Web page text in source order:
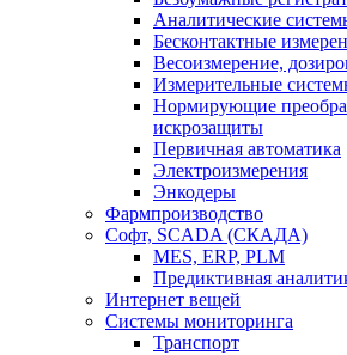
Аналитические
Бесконтактные
Весоизмерение,
Измерительные
Нормирующие
искрозащиты
Первичная автоматика
Электроизмерения
Энкодеры
Фармпроизводство
Софт, SCADA (СКАДА)
MES, ERP, PLM
Предиктивная
Интернет вещей
Системы мониторинга
Транспорт